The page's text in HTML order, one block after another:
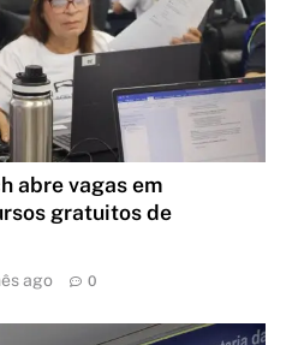
abre vagas em
gratuitos de
ago 0